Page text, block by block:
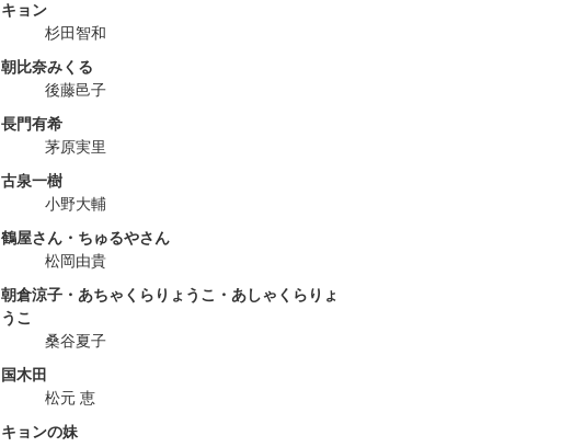
キョン
杉田智和
朝比奈みくる
後藤邑子
長門有希
茅原実里
古泉一樹
小野大輔
鶴屋さん・ちゅるやさん
松岡由貴
朝倉涼子・あちゃくらりょうこ・あしゃくらりょ
うこ
桑谷夏子
国木田
松元 恵
キョンの妹